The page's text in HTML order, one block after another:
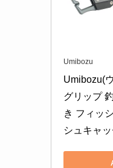
Umibozu
Umibozu(
グリップ
き フィッ
シュキャ